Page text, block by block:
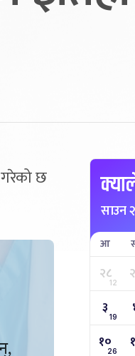
गरेको छ
साउन
आ
२८12
३ 19
१०26